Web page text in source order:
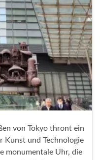
von Tokyo thront ein
Kunst und Technologie
monumentale Uhr, die